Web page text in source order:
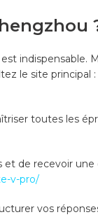
le site principal :
toutes les
et de recevoir
v-pro/
vos